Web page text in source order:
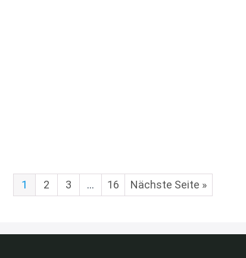
1 2 3 … 16 Nächste Seite »